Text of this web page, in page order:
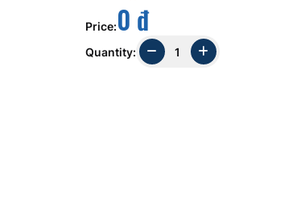
Price:0 đ
Quantity: